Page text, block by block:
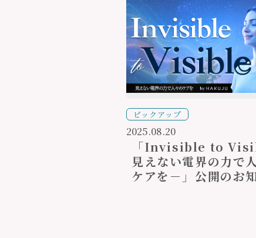
ピックアップ
2025.08.20
「Invisible to
見えない電界の力で
ケアを－」公開のお